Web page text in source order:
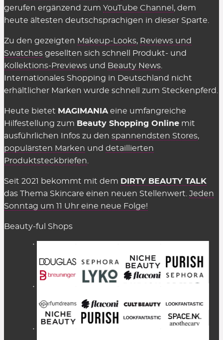
gerufen ergänzend zum YouTube Channel , dem
heute ältesten deutschsprachigen in dieser Sparte.
Zu den gezeigten Makeup-Looks, Reviews und
Swatches gesellten sich schnell Produkt- und
Kollektions-Previews und Beauty News
Internationales Shopping in Deutschland nicht
erhältlicher Marken wurde schnell zum Steckenpferd.
Heute bietet MAGIMANIA eine umfangreiche
Hilfestellung zum Beauty Shopping Online mit
ausführlichen Infos zu den spannendsten Stores,
populärsten Marken und detaillierten
Produktsteckbriefen
Seit 2021 bekommt mit dem DIRTY BEAUTY TALK
das Thema Skincare einen neuen Stellenwert. Jeden
Sonntag um 11 Uhr eine neue Folge!
Beauty-ful Shops